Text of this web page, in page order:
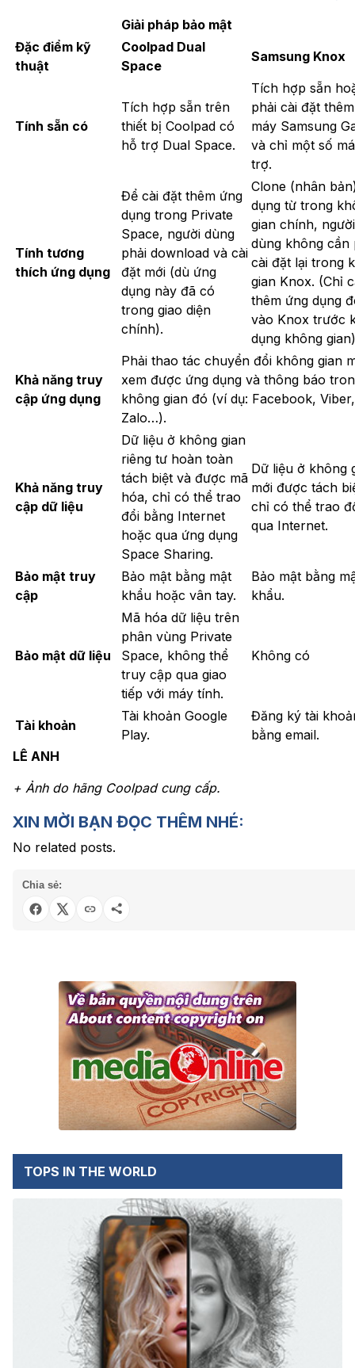
Giải pháp bảo mật
Đặc điểm kỹ
thuật
Coolpad Dual
Space
Samsung Knox
Tính sẵn có
Tích hợp sẵn trên
thiết bị Coolpad có
hỗ trợ Dual Space.
Tích hợp sẵn
phải cài đặt
máy Samsung
và chỉ một số
trợ.
Tính tương
thích ứng dụng
Để cài đặt thêm ứng
dụng trong Private
Space, người dùng
phải download và cài
đặt mới (dù ứng
dụng này đã có
trong giao diện
chính).
Clone (nhân
dụng từ trong
gian chính, người
dùng không cần
cài đặt lại trong
gian Knox. (Chỉ
thêm ứng dụng
vào Knox trước
dụng không
Khả năng truy
cập ứng dụng
Phải thao tác chuyển đổi không gian
xem được ứng dụng và thông báo
không gian đó (ví dụ: Facebook, Viber,
Zalo…).
Khả năng truy
cập dữ liệu
Dữ liệu ở không gian
riêng tư hoàn toàn
tách biệt và được mã
hóa, chỉ có thể trao
đổi bằng Internet
hoặc qua ứng dụng
Space Sharing.
Dữ liệu ở không
mới được tách
chỉ có thể trao
qua Internet.
Bảo mật truy
cập
Bảo mật bằng mật
khẩu hoặc vân tay.
Bảo mật bằng
khẩu.
Bảo mật dữ liệu
Mã hóa dữ liệu trên
phân vùng Private
Space, không thể
truy cập qua giao
tiếp với máy tính.
Không có
Tài khoản
Tài khoản Google
Play.
Đăng ký tài
bằng email.
LÊ ANH
+ Ảnh do hãng Coolpad cung cấp.
XIN MỜI BẠN ĐỌC THÊM NHÉ:
No related posts.
Chia sẻ:
TOPS IN THE WORLD